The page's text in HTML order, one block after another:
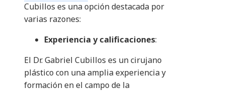
Cubillos es una opción destacada por
varias razones:
Experiencia y calificaciones:
El Dr. Gabriel Cubillos es un cirujano
plástico con una amplia experiencia y
formación en el campo de la